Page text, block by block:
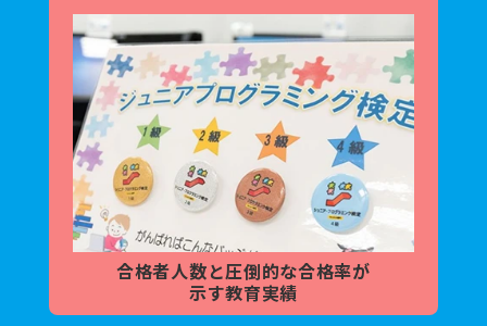
合格者人数と圧倒的な合格率が
示す教育実績